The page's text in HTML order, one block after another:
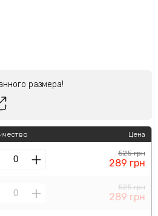
размера!
Цена
525 грн
289 грн
525 грн
289 грн